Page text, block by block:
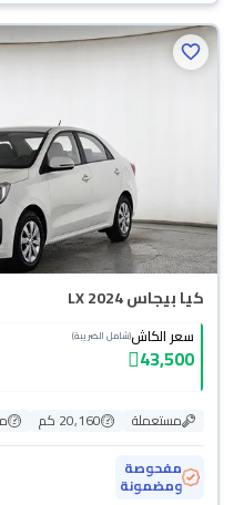
كيا بيجاس LX 2024
سعر الكاش(شامل الضريبة)
43,500
مستعملة 20,160 كم
مفحوصة
ومضمونة